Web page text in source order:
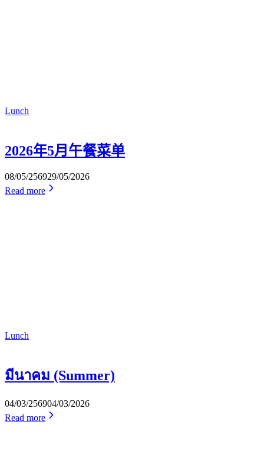
Lunch
2026年5月午餐菜单
08/05/256929/05/2026
Read more
Lunch
มีนาคม (Summer)
04/03/256904/03/2026
Read more